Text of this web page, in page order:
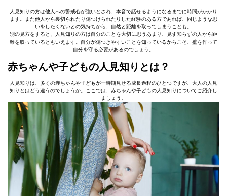
人見知りの方は他人への警戒心が強いとされ、本音で話せるようになるまでに時間がかかり
ます。また他人から裏切られたり傷つけられたりした経験のある方であれば、同じような思
いをしたくないとの気持ちから、自然と距離を取ってしまうことも。
別の見方をすると、人見知りの方は自分のことを大切に思うあまり、見ず知らずの人から距
離を取っているともいえます。自分が傷つきやすいことを知っているからこそ、壁を作って
自分を守る必要があるのでしょう。
赤ちゃんや子どもの人見知りとは？
人見知りは、多くの赤ちゃんや子どもが一時期見せる成長過程のひとつですが、大人の人見
知りとはどう違うのでしょうか。ここでは、赤ちゃんや子どもの人見知りについてご紹介し
ましょう。